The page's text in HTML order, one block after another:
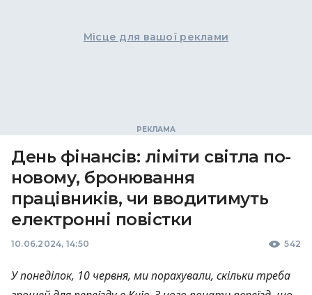
Місце для вашої реклами
День фінансів: ліміти світла по-
новому, бронювання
працівників, чи вводитимуть
електронні повістки
10.06.2024, 14:50 542
У понеділок, 10 червня, ми порахували, скільки треба